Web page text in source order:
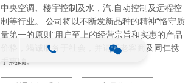
中央空调、楼宇控制及水，汽.自动控制及远程控
制等行业。 公司将以不断发新品种的精神“恪守质
量第一的原则”用户至上的经营宗旨和实惠的产品
价格，竭诚服务于社会，并请新老客商及同仁携
手惠顾。